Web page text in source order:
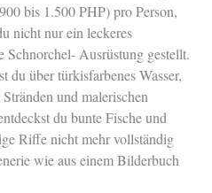
bis 1.500 PHP) pro Person,
nicht nur ein leckeres
Schnorchel- Ausrüstung gestellt.
du über türkisfarbenes Wasser,
und malerischen
du bunte Fische und
Riffe nicht mehr vollständig
wie aus einem Bilderbuch